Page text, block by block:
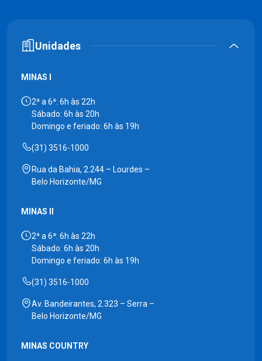
Unidades
MINAS I
2ª a 6ª: 6h às 22h
Sábado: 6h às 20h
Domingo e feriado: 6h às 19h
(31) 3516-1000
Rua da Bahia, 2.244 – Lourdes –
Belo Horizonte/MG
MINAS II
2ª a 6ª: 6h às 22h
Sábado: 6h às 20h
Domingo e feriado: 6h às 19h
(31) 3516-1000
Av. Bandeirantes, 2.323 – Serra –
Belo Horizonte/MG
MINAS COUNTRY